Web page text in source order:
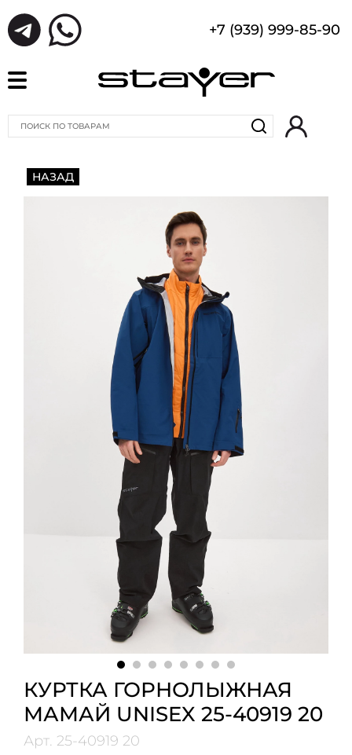
+7 (939) 999-85-90
НАЗАД
КУРТКА ГОРНОЛЫЖНАЯ
МАМАЙ UNISEX 25-40919 20
Арт. 25-40919 20